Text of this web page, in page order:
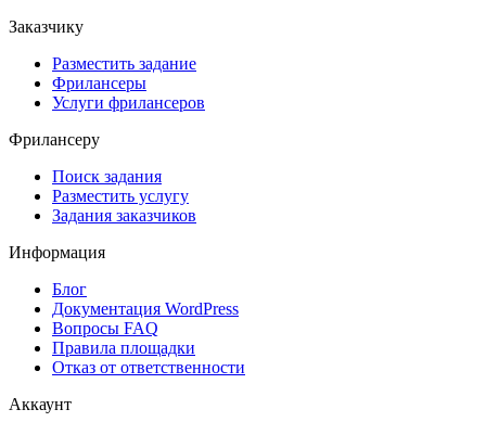
Заказчику
Разместить задание
Фрилансеры
Услуги фрилансеров
Фрилансеру
Поиск задания
Разместить услугу
Задания заказчиков
Информация
Блог
Документация WordPress
Вопросы FAQ
Правила площадки
Отказ от ответственности
Аккаунт